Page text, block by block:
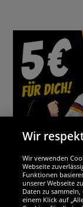
Wir
Wir verwenden
Webseite
Funktionen
unserer Webseite
Daten zu
einem Klick auf